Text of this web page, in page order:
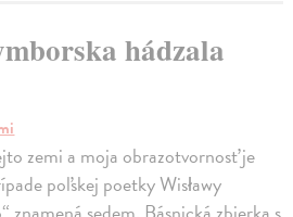
hádzala
zemi a moja obrazotvornosť je
poľskej poetky Wisławy